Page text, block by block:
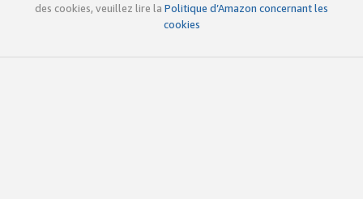
des cookies, veuillez lire la Politique d’Amazon concernant les
cookies